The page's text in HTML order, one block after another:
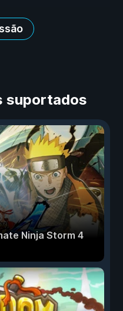
suportados
Ninja Storm 4